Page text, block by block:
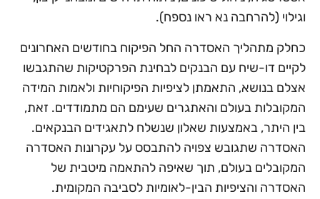
וגילוי (להרחבה נא ראו נספח).
כחלק מתהליך האסדרה החל הפיקוח בחודשים האחרונים
לקיים דו-שיח עם הבנקים לבחינת הפרקטיקות שהתגבשו
אצלם בנושא, התאמתן לציפיות הפיקוחיות ולאמות המידה
המקובלות בעולם והאתגרים שעימם הם מתמודדים. זאת,
בין היתר, באמצעות שאלון שנשלח לתאגידים הבנקאים.
האסדרה שתגובש צפויה להתבסס על עקרונות האסדרה
המקובלים בעולם, תוך שאיפה להתאמה מיטבית של
האסדרה והציפיות הבין-לאומיות לסביבה המקומית.